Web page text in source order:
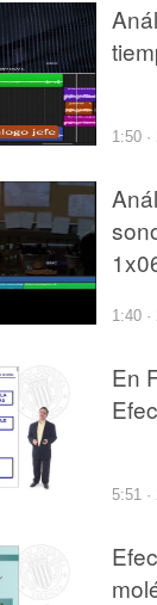
1:50 ·
1:40 ·
En
5:51 ·